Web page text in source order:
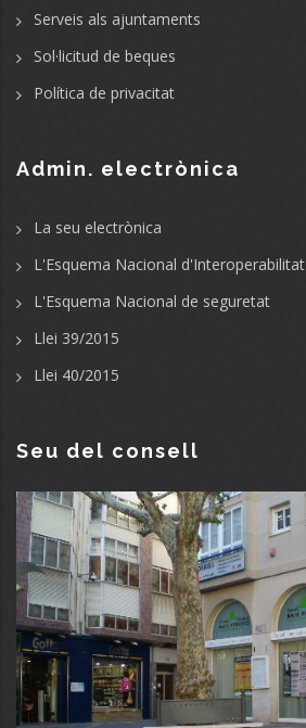
Serveis als ajuntaments
Sol·licitud de beques
Política de privacitat
Admin. electrònica
La seu electrònica
L'Esquema Nacional d'Interoperabilitat
L'Esquema Nacional de seguretat
Llei 39/2015
Llei 40/2015
Seu del consell